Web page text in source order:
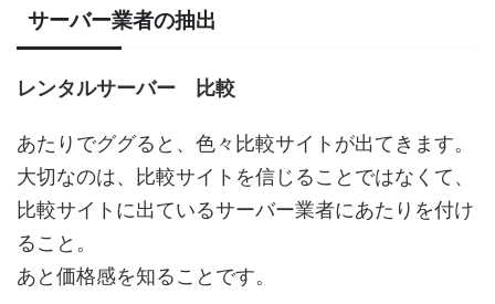
サーバー業者の抽出
レンタルサーバー 比較
あたりでググると、色々比較サイトが出てきます。
大切なのは、比較サイトを信じることではなくて、
比較サイトに出ているサーバー業者にあたりを付け
ること。
あと価格感を知ることです。